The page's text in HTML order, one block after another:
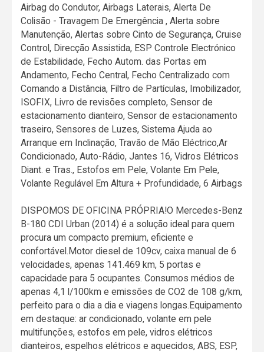
Airbag do Condutor, Airbags Laterais, Alerta De
Colisão - Travagem De Emergência , Alerta sobre
Manutenção, Alertas sobre Cinto de Segurança, Cruise
Control, Direcção Assistida, ESP Controle Electrónico
de Estabilidade, Fecho Autom. das Portas em
Andamento, Fecho Central, Fecho Centralizado com
Comando a Distância, Filtro de Partículas, Imobilizador,
ISOFIX, Livro de revisões completo, Sensor de
estacionamento dianteiro, Sensor de estacionamento
traseiro, Sensores de Luzes, Sistema Ajuda ao
Arranque em Inclinação, Travão de Mão Eléctrico,Ar
Condicionado, Auto-Rádio, Jantes 16, Vidros Elétricos
Diant. e Tras., Estofos em Pele, Volante Em Pele,
Volante Regulável Em Altura + Profundidade, 6 Airbags
DISPOMOS DE OFICINA PRÓPRIA!O Mercedes-Benz
B-180 CDI Urban (2014) é a solução ideal para quem
procura um compacto premium, eficiente e
confortável.Motor diesel de 109cv, caixa manual de 6
velocidades, apenas 141.469 km, 5 portas e
capacidade para 5 ocupantes. Consumos médios de
apenas 4,1 l/100km e emissões de CO2 de 108 g/km,
perfeito para o dia a dia e viagens longas.Equipamento
em destaque: ar condicionado, volante em pele
multifunções, estofos em pele, vidros elétricos
dianteiros, espelhos elétricos e aquecidos, ABS, ESP,